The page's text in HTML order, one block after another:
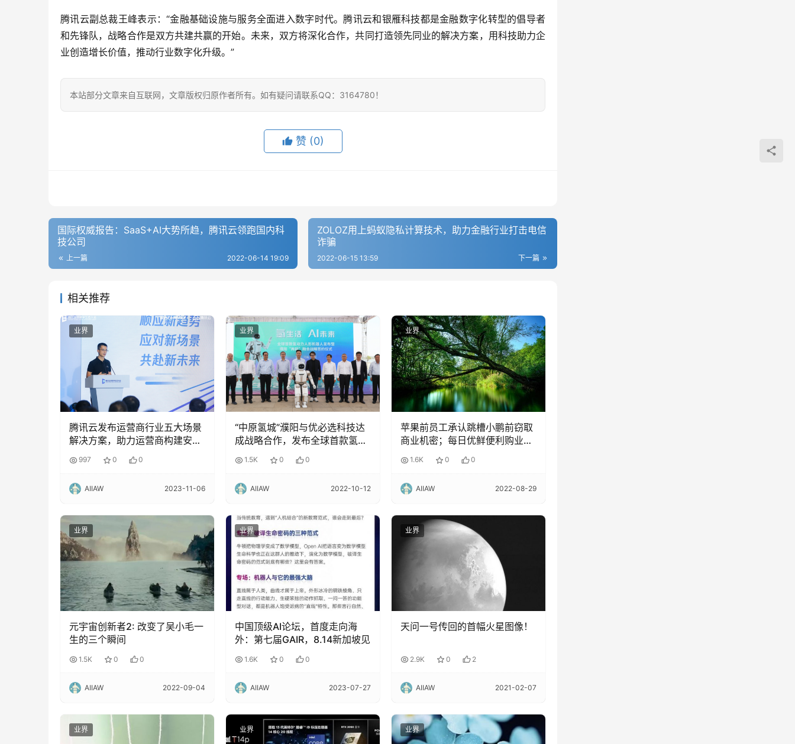
腾讯云副总裁王峰表示：“金融基础设施与服务全面进入数字时代。腾讯云和银雁科技都是金融数字化转型的倡导者
和先锋队，战略合作是双方共建共赢的开始。未来，双方将深化合作，共同打造领先同业的解决方案，用科技助力企
业创造增长价值，推动行业数字化升级。”
本站部分文章来自互联网，文章版权归原作者所有。如有疑问请联系QQ：3164780！
赞 (0)
国际权威报告：SaaS+AI大势所趋，腾讯云领跑国内科
技公司
上一篇 2022-06-14 19:09
ZOLOZ用上蚂蚁隐私计算技术，助力金融行业打击电信
诈骗
下一篇
2022-06-15 13:59
相关推荐
业界
腾讯云发布运营商行业五大场景
解决方案，助力运营商构建安全
997 0 0
AIIAW 2023-11-06
业界
“中原氢城”濮阳与优必选科技达
成战略合作，发布全球首款氢动
1.5K 0 0
AIIAW 2022-10-12
业界
苹果前员工承认跳槽小鹏前窃取
商业机密；每日优鲜便利购业务
1.6K 0 0
AIIAW 2022-08-29
业界
元宇宙创新者2: 改变了吴小毛一
生的三个瞬间
1.5K 0 0
AIIAW 2022-09-04
业界
中国顶级AI论坛，首度走向海
外：第七届GAIR，8.14新加坡见
1.6K 0 0
AIIAW 2023-07-27
业界
天问一号传回的首幅火星图像！
2.9K 0 2
AIIAW 2021-02-07
业界 业界 业界